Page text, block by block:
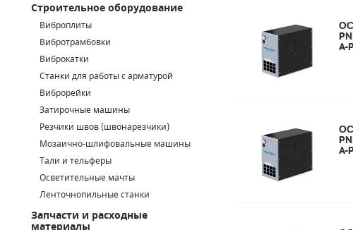
Строительное оборудование
Виброплиты
Вибротрамбовки
Виброкатки
Станки для работы с арматурой
Виброрейки
Затирочные машины
Резчики швов (швонарезчики)
Мозаично-шлифовальные машины
Тали и тельферы
Осветительные мачты
Ленточнопильные станки
Запчасти и расходные
материалы
A-
A-
ФИЛЬТРЫ ТОПЛИВНЫЕ
МОТОРНОЕ МАСЛО
РАДИАТОРЫ
ПОДШИПНИКИ
ПОРШНЕВЫЕ БЛОКИ
ДЕТАЛИ ПОРШНЕВЫХ КОМПРЕССОРОВ
ДЕТАЛИ СПИРАЛЬНЫХ КОМПРЕССОРОВ
ДЕТАЛИ НАСОСНОЙ ЧАСТИ